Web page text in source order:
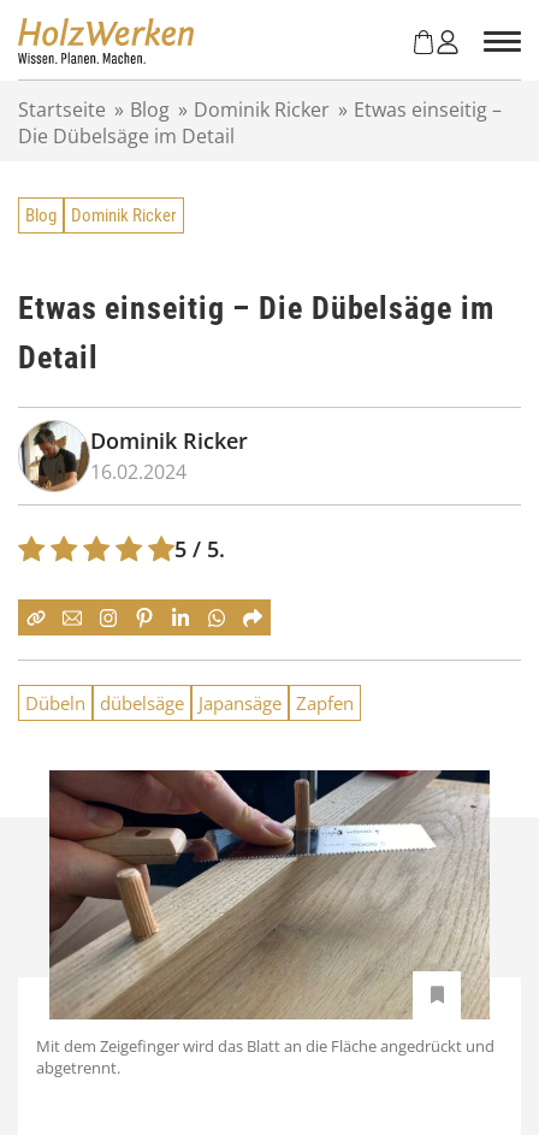
Startseite » Blog » Dominik Ricker » Etwas einseitig –
Die Dübelsäge im Detail
Blog Dominik Ricker
Etwas einseitig – Die Dübelsäge im
Detail
Dominik Ricker
16.02.2024
5 / 5.
Dübeln dübelsäge Japansäge Zapfen
Mit dem Zeigefinger wird das Blatt an die Fläche angedrückt und
abgetrennt.